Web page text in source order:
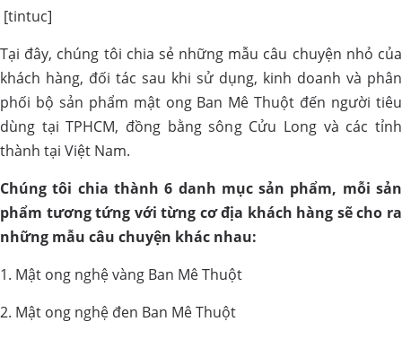
[tintuc]
Tại đây, chúng tôi chia sẻ những mẫu câu chuyện nhỏ của
khách hàng, đối tác sau khi sử dụng, kinh doanh và phân
phối bộ sản phẩm mật ong Ban Mê Thuột đến người tiêu
dùng tại TPHCM, đồng bằng sông Cửu Long và các tỉnh
thành tại Việt Nam.
Chúng tôi chia thành 6 danh mục sản phẩm, mỗi sản
phẩm tương tứng với từng cơ địa khách hàng sẽ cho ra
những mẫu câu chuyện khác nhau:
1. Mật ong nghệ vàng Ban Mê Thuột
2. Mật ong nghệ đen Ban Mê Thuột